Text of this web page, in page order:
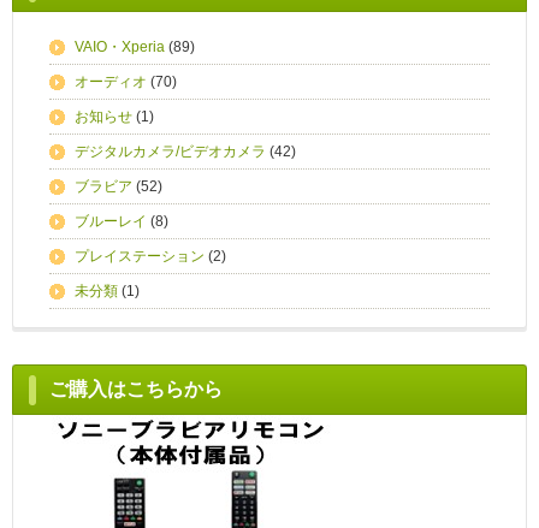
VAIO・Xperia (89)
オーディオ (70)
お知らせ (1)
デジタルカメラ/ビデオカメラ (42)
ブラビア (52)
ブルーレイ (8)
プレイステーション (2)
未分類 (1)
ご購入はこちらから